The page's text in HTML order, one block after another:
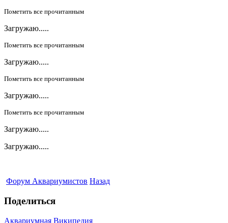
Пометить все прочитанным
Загружаю.....
Пометить все прочитанным
Загружаю.....
Пометить все прочитанным
Загружаю.....
Пометить все прочитанным
Загружаю.....
Загружаю.....
Форум Аквариумистов Назад
Поделиться
Аквариумная Википедия